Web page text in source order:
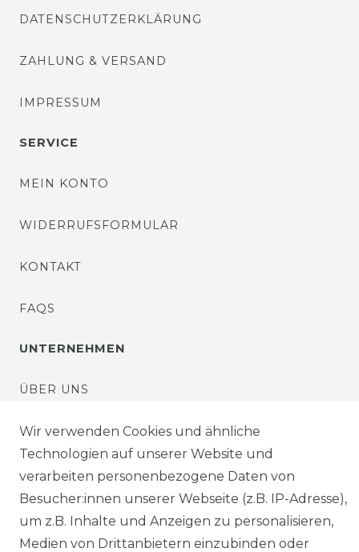
DATENSCHUTZERKLÄRUNG
ZAHLUNG & VERSAND
IMPRESSUM
SERVICE
MEIN KONTO
WIDERRUFSFORMULAR
KONTAKT
FAQS
UNTERNEHMEN
ÜBER UNS
UNSER LADENGESCHÄFT
UNSERE PARTNER
HÄNDLERINFORMATIONEN
Wir verwenden Cookies und ähnliche
Technologien auf unserer Website und
verarbeiten personenbezogene Daten von
Besucher:innen unserer Webseite (z.B. IP-Adresse),
um z.B. Inhalte und Anzeigen zu personalisieren,
Medien von Drittanbietern einzubinden oder